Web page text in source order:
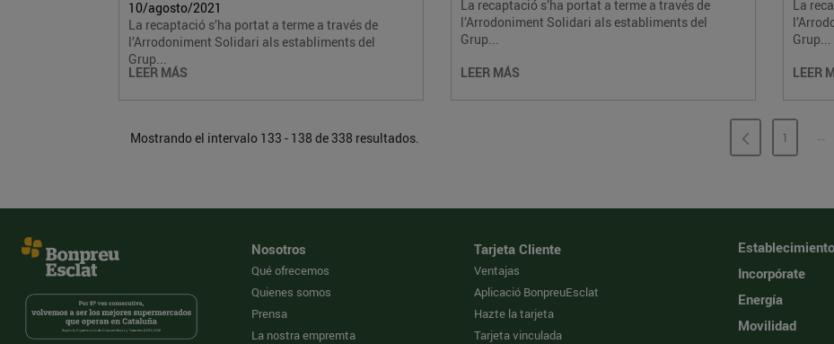
10/agosto/2021
La recaptació s’ha portat a terme a través de
l’Arrodoniment Solidari als establiments del
Grup...
LEER MÁS
La recaptació s’ha portat a terme a través de
l’Arrodoniment Solidari als establiments del
Grup...
LEER MÁS
La
Grup...
LEER
Mostrando el intervalo 133 - 138 de 338 resultados. PÁGINA
1 ...
Nosotros
Qué ofrecemos
Quienes somos
Prensa
La nostra empremta
Tarjeta Cliente
Ventajas
Aplicació BonpreuEsclat
Hazte la tarjeta
Tarjeta vinculada
Incorpórate
Energía
Movilidad